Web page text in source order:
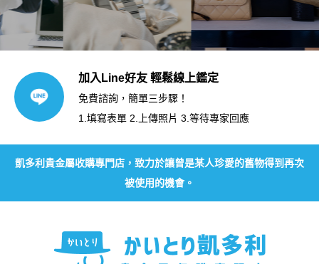
加入Line好友 輕鬆線上鑑定
免費諮詢，簡單三步驟！
1.填寫表單 2.上傳照片 3.等待專家回應
凱多利貴金屬收購專門店，致力於讓曾是某人珍愛的舊物得到再次
被使用的機會。